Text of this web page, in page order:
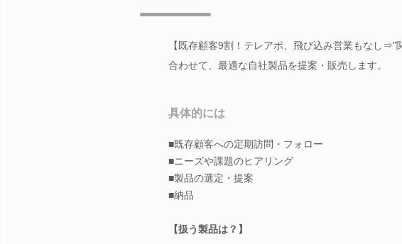
【既存顧客9割！テレアポ、飛び込み営業もなし
合わせて、最適な自社製品を提案・販売します。
具体的には
■既存顧客への定期訪問・フォロー
■ニーズや課題のヒアリング
■製品の選定・提案
■納品
【扱う製品は？】